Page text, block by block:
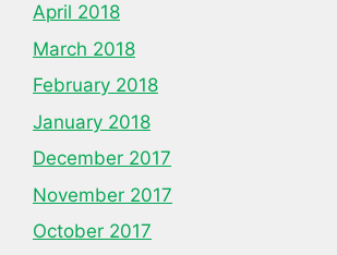
April 2018
March 2018
February 2018
January 2018
December 2017
November 2017
October 2017